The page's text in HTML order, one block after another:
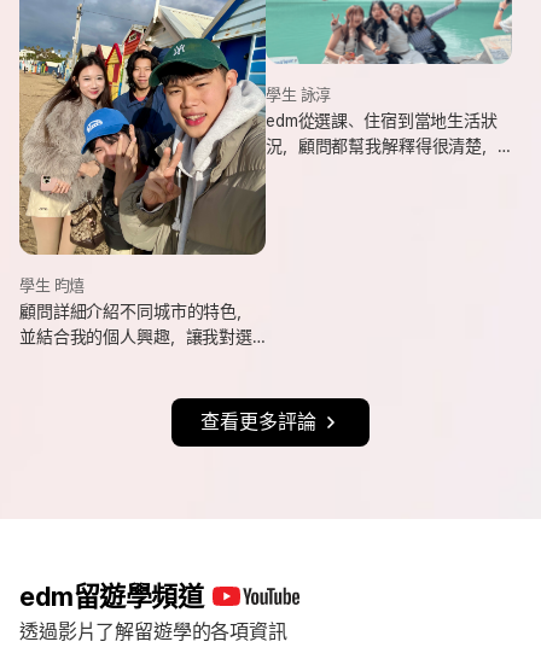
學生 昀熺
顧問詳細介紹不同城市的特色，
並結合我的個人興趣，讓我對選
學生 詠淳
edm從選課、住宿到當地生活狀
況，顧問都幫我解釋得很清楚，
查看更多評論
edm留遊學頻道
透過影片了解留遊學的各項資訊